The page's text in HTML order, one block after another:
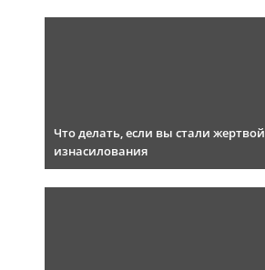
Что делать, если вы стали жертвой
изнасилования